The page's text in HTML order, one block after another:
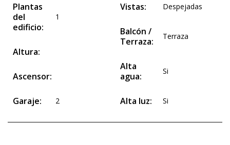
Plantas
del
edificio:
1
Altura:
Ascensor:
Garaje: 2
Vistas: Despejadas
Balcón /
Terraza:
Terraza
Alta
agua:
Si
Alta luz: Si